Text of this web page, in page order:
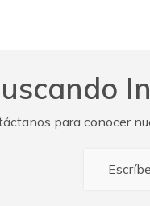
para conocer